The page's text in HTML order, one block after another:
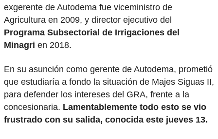
exgerente de Autodema fue viceministro de
Agricultura en 2009, y director ejecutivo del
Programa Subsectorial de Irrigaciones del
Minagri en 2018.
En su asunción como gerente de Autodema, prometió
que estudiaría a fondo la situación de Majes Siguas II,
para defender los intereses del GRA, frente a la
concesionaria. Lamentablemente todo esto se vio
frustrado con su salida, conocida este jueves 13.